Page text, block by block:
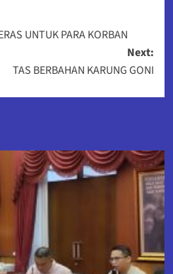
UNTUK PARA KORBAN
Next:
TAS BERBAHAN KARUNG GONI